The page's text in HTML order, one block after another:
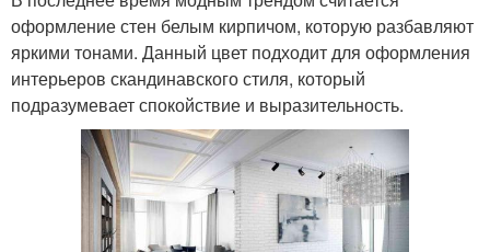
оформление стен белым кирпичом, которую разбавляют
яркими тонами. Данный цвет подходит для оформления
интерьеров скандинавского стиля, который
подразумевает спокойствие и выразительность.